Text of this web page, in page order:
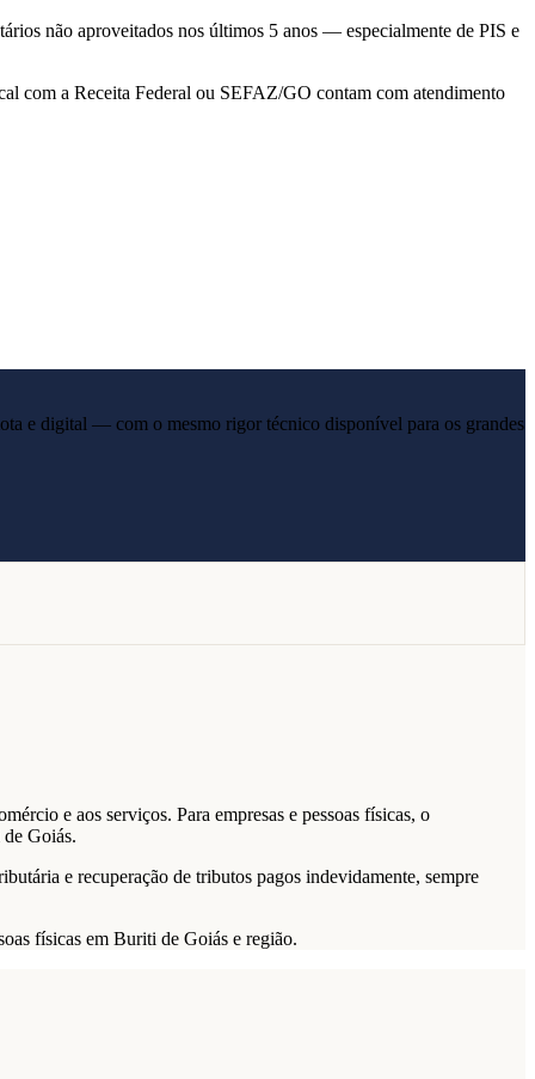
não aproveitados nos últimos 5 anos — especialmente de PIS e
com a Receita Federal ou SEFAZ/GO contam com atendimento
e digital — com o mesmo rigor técnico disponível para os grandes
e aos serviços. Para empresas e pessoas físicas, o
Goiás.
e recuperação de tributos pagos indevidamente, sempre
físicas em Buriti de Goiás e região.